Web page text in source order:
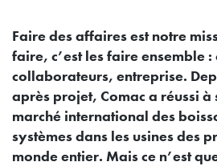
Faire des affaires est notre
faire, c’est les faire ensemble :
collaborateurs, entreprise.
après projet, Comac a réussi à
marché international des
systèmes dans les usines des
monde entier. Mais ce n’est